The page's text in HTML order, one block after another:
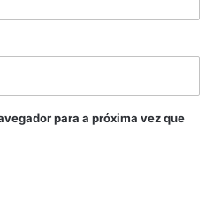
para a próxima vez que